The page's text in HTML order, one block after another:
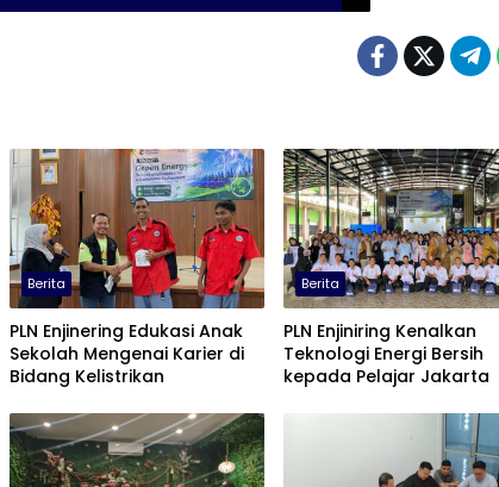
Berita
PLN Enjinering Edukasi Anak
Sekolah Mengenai Karier di
Bidang Kelistrikan
Berita
PLN Enjiniring Kenalkan
Teknologi Energi Bersih
kepada Pelajar Jakarta